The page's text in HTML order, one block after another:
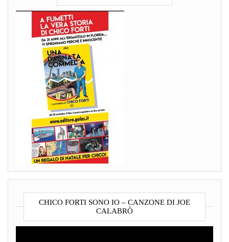
CHICO FORTI SONO IO – CANZONE DI JOE
CALABRÒ